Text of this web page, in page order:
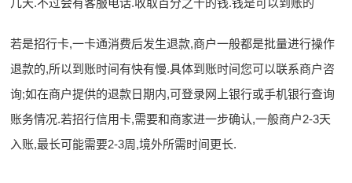
若是招行卡,一卡通消费后发生退款,商户一般都是批量进行操作
退款的,所以到账时间有快有慢.具体到账时间您可以联系商户咨
询;如在商户提供的退款日期内,可登录网上银行或手机银行查询
账务情况.若招行信用卡,需要和商家进一步确认,一般商户2-3天
入账,最长可能需要2-3周,境外所需时间更长.